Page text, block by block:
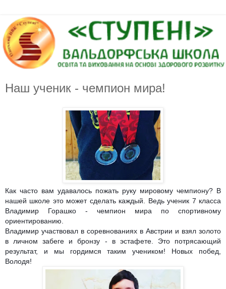
Наш ученик - чемпион мира!
Как часто вам удавалось пожать руку мировому чемпиону? В
нашей школе это может сделать каждый. Ведь ученик 7 класса
Владимир Горашко - чемпион мира по спортивному
ориентированию.
Владимир участвовал в соревнованиях в Австрии и взял золото
в личном забеге и бронзу - в эстафете. Это потрясающий
результат, и мы гордимся таким учеником! Новых побед,
Володя!